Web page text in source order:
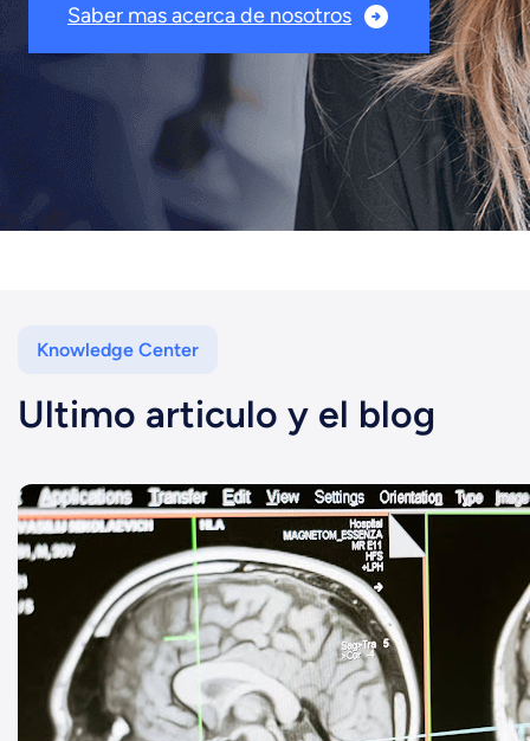
Saber mas acerca de nosotros
Knowledge Center
Ultimo articulo y el blog